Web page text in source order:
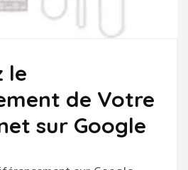
le
de Votre
sur Google